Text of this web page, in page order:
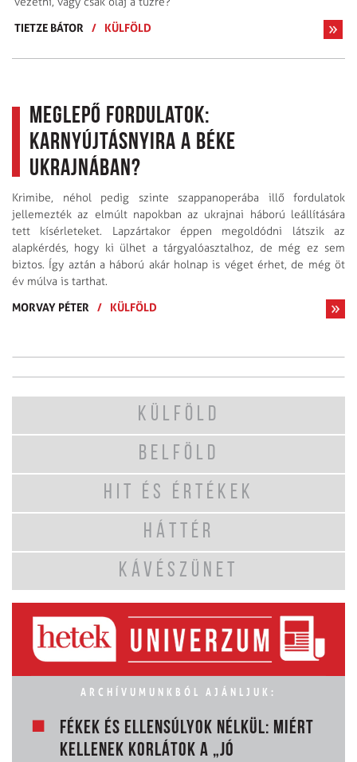
TIETZE BÁTOR
/ KÜLFÖLD
Meglepő fordulatok:
karnyújtásnyira a béke
Ukrajnában?
Krimibe, néhol pedig szinte szappanoperába illő fordulatok
jellemezték az elmúlt napokban az ukrajnai háború leállítására
tett kísérleteket. Lapzártakor éppen megoldódni látszik az
alapkérdés, hogy ki ülhet a tárgyaló­asztalhoz, de még ez sem
biztos. Így aztán a háború akár holnap is véget érhet, de még öt
év múlva is tarthat.
MORVAY PÉTER
/ KÜLFÖLD
KÜLFÖLD
BELFÖLD
HIT ÉS ÉRTÉKEK
HÁTTÉR
KÁVÉSZÜNET
ARCHÍVUMUNKBÓL AJÁNLJUK:
FÉKEK ÉS ELLENSÚLYOK NÉLKÜL: MIÉRT
KELLENEK KORLÁTOK A „JÓ